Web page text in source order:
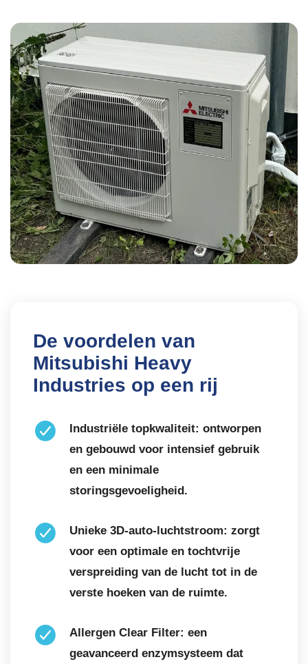
De voordelen van
Mitsubishi Heavy
Industries op een rij
Industriële topkwaliteit: ontworpen
en gebouwd voor intensief gebruik
en een minimale
storingsgevoeligheid.
Unieke 3D-auto-luchtstroom: zorgt
voor een optimale en tochtvrije
verspreiding van de lucht tot in de
verste hoeken van de ruimte.
Allergen Clear Filter: een
geavanceerd enzymsysteem dat